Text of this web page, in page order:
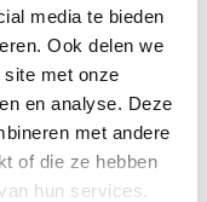
media te bieden
Ook delen we
met onze
en analyse. Deze
met andere
of die ze hebben
hun services.
hebben
schroef in de
specifieke